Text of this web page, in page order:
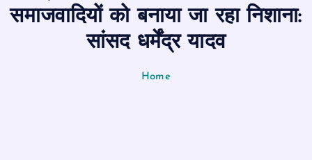
समाजवादियों को बनाया जा रहा निशाना:
सांसद धर्मेंद्र यादव
Home